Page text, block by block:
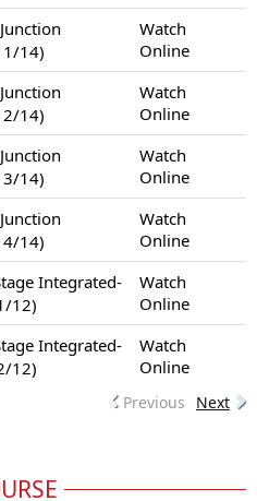
14)
Watch
Online
14)
Watch
Online
14)
Watch
Online
14)
Watch
Online
Integrated-
12)
Watch
Online
Integrated-
12)
Watch
Online
Previous Next